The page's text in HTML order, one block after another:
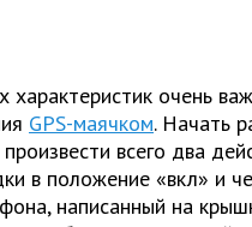
характеристик очень
GPS-маячком. Начать
всего два
в положение «вкл» и
написанный на